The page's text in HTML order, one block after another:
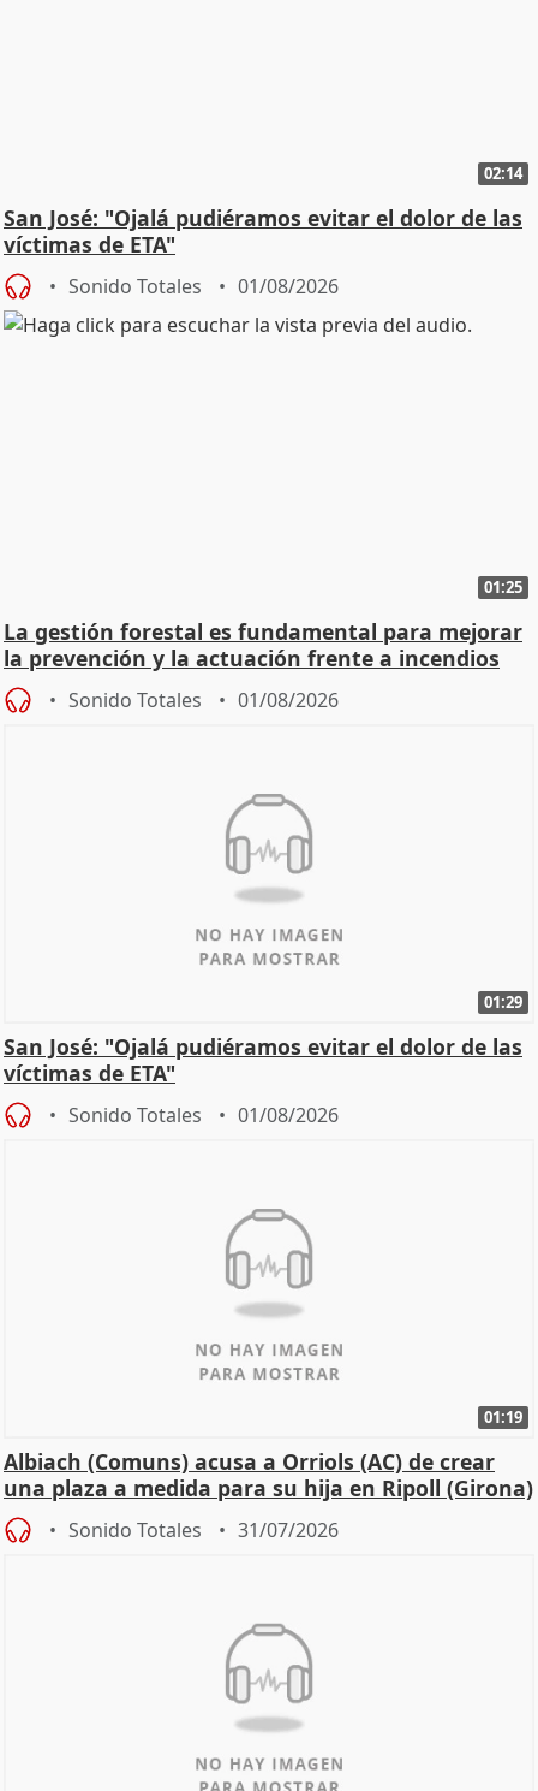
02:14
San José: "Ojalá pudiéramos evitar el dolor de las
víctimas de ETA"
Sonido Totales 01/08/2026
01:25
La gestión forestal es fundamental para mejorar
la prevención y la actuación frente a incendios
Sonido Totales 01/08/2026
01:29
San José: "Ojalá pudiéramos evitar el dolor de las
víctimas de ETA"
Sonido Totales 01/08/2026
01:19
Albiach (Comuns) acusa a Orriols (AC) de crear
una plaza a medida para su hija en Ripoll (Girona)
Sonido Totales 31/07/2026